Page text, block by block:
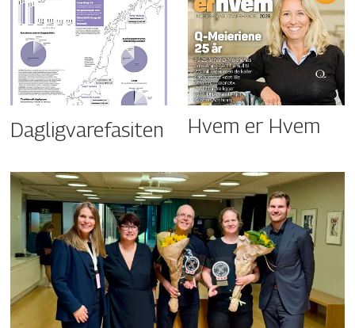
Dagligvarefasiten Hvem er Hvem